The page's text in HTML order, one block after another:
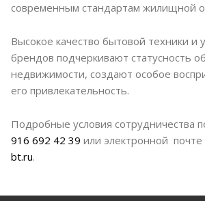
современным стандартам жилищной
Высокое качество бытовой техники и
брендов подчеркивают статусность
недвижимости, создают особое
его привлекательность.
Подробные условия сотрудничества
916 692 42 39 или электронной почте
bt.ru.